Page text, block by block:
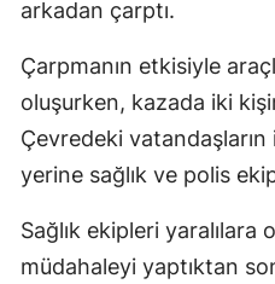
arkadan çarptı.
Çarpmanın etkisiyle
oluşurken, kazada iki
Çevredeki vatandaşların
yerine sağlık ve polis
Sağlık ekipleri yaralılara
müdahaleyi yaptıktan